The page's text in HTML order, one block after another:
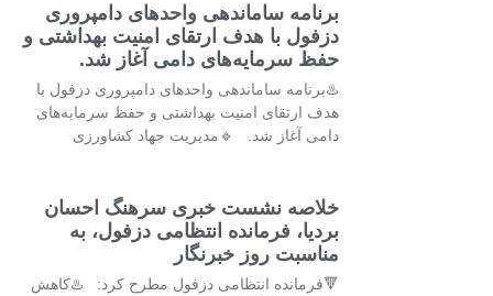
برنامه ساماندهی واحدهای دامپروری
دزفول با هدف ارتقای امنیت بهداشتی و
حفظ سرمایه‌های دامی آغاز شد.
♨️برنامه ساماندهی واحدهای دامپروری دزفول با
هدف ارتقای امنیت بهداشتی و حفظ سرمایه‌های
دامی آغاز شد. 🔹مدیریت جهاد کشاورزی
خلاصه نشست خبری سرهنگ احسان
بردیا، فرمانده انتظامی دزفول، به
مناسبت روز خبرنگار
🔻فرمانده انتظامی دزفول مطرح کرد: ♨️کاهش